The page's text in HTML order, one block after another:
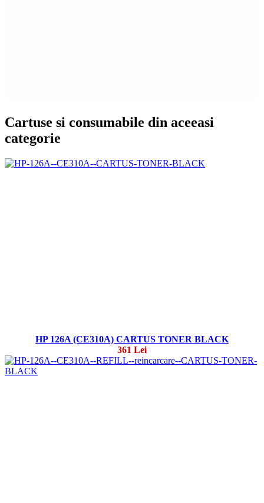
Cartuse si consumabile din aceeasi
categorie
HP 126A (CE310A) CARTUS TONER BLACK
361 Lei